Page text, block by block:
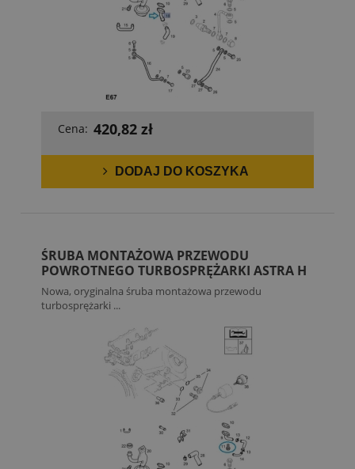
Cena: 420,82 zł
DODAJ DO KOSZYKA
ŚRUBA MONTAŻOWA PRZEWODU
POWROTNEGO TURBOSPRĘŻARKI ASTRA H
Nowa, oryginalna śruba montażowa przewodu
turbosprężarki ...